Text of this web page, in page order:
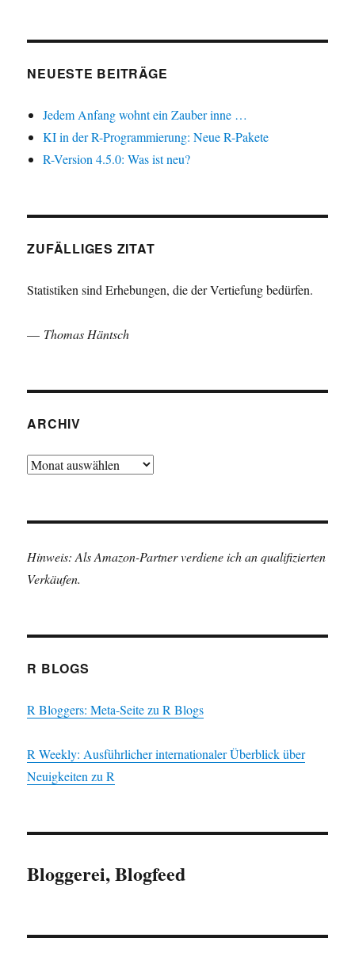
NEUESTE BEITRÄGE
Jedem Anfang wohnt ein Zauber inne …
KI in der R-Programmierung: Neue R-Pakete
R-Version 4.5.0: Was ist neu?
ZUFÄLLIGES ZITAT
Statistiken sind Erhebungen, die der Vertiefung bedürfen.
— Thomas Häntsch
ARCHIV
Archiv
Hinweis: Als Amazon-Partner verdiene ich an qualifizierten
Verkäufen.
R BLOGS
R Bloggers: Meta-Seite zu R Blogs
R Weekly: Ausführlicher internationaler Überblick über
Neuigkeiten zu R
Bloggerei, Blogfeed